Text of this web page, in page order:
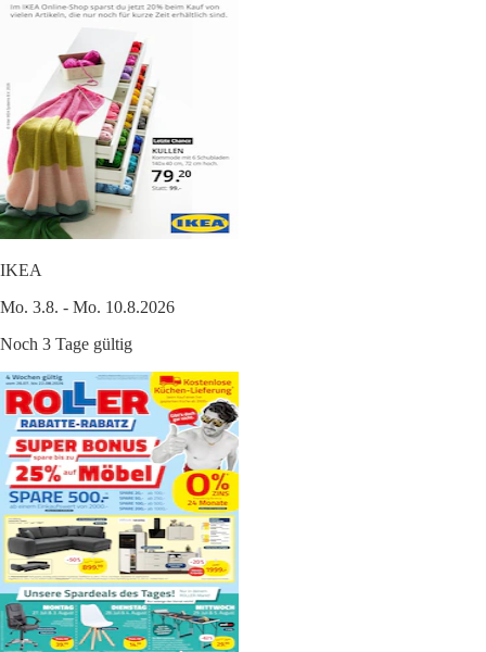
IKEA
Mo. 3.8. - Mo. 10.8.2026
Noch 3 Tage gültig